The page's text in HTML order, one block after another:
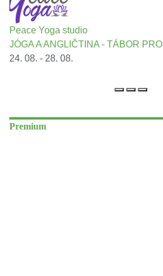
Peace Yoga studio
JÓGA A ANGLIČTINA - TÁBOR PRO
24. 08. - 28. 08.
Premium